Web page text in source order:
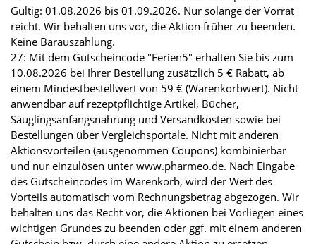
Gültig: 01.08.2026 bis 01.09.2026. Nur solange der Vorrat
reicht. Wir behalten uns vor, die Aktion früher zu beenden.
Keine Barauszahlung.
27: Mit dem Gutscheincode "Ferien5" erhalten Sie bis zum
10.08.2026 bei Ihrer Bestellung zusätzlich 5 € Rabatt, ab
einem Mindestbestellwert von 59 € (Warenkorbwert). Nicht
anwendbar auf rezeptpflichtige Artikel, Bücher,
Säuglingsanfangsnahrung und Versandkosten sowie bei
Bestellungen über Vergleichsportale. Nicht mit anderen
Aktionsvorteilen (ausgenommen Coupons) kombinierbar
und nur einzulösen unter www.pharmeo.de. Nach Eingabe
des Gutscheincodes im Warenkorb, wird der Wert des
Vorteils automatisch vom Rechnungsbetrag abgezogen. Wir
behalten uns das Recht vor, die Aktionen bei Vorliegen eines
wichtigen Grundes zu beenden oder ggf. mit einem anderen